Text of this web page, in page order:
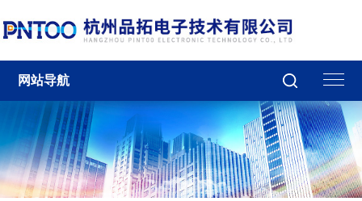
网站导航